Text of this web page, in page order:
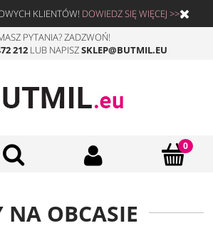
KLIENTÓW! DOWIEDZ SIĘ WIĘCEJ >>>
PYTANIA? ZADZWOŃ!
212LUB NAPISZSKLEP@BUTMIL.EU
NA OBCASIE